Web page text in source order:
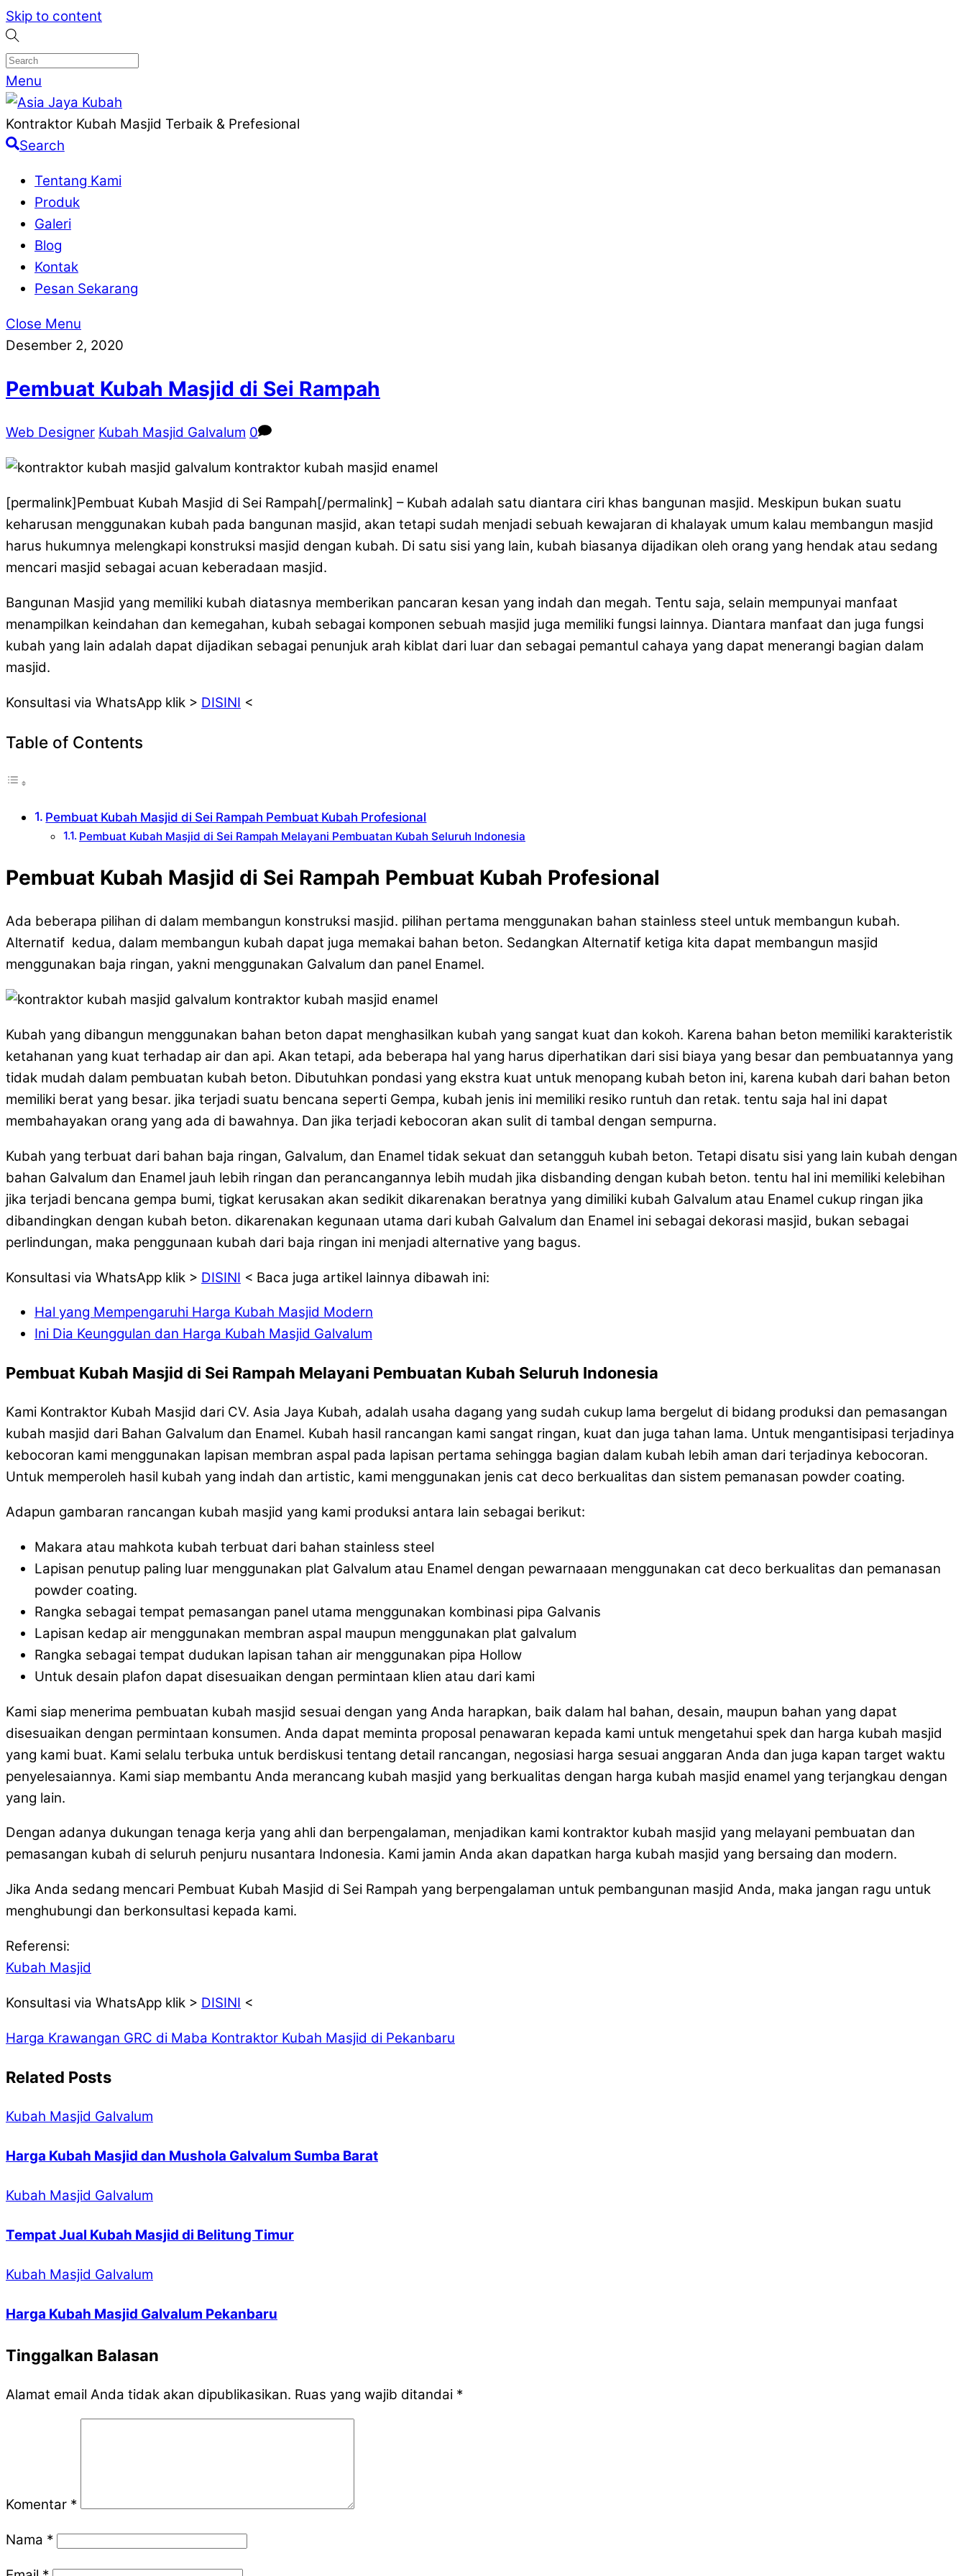
Skip to content
Menu
Kontraktor Kubah Masjid Terbaik & Prefesional
Search
Tentang Kami
Produk
Galeri
Blog
Kontak
Pesan Sekarang
Close Menu
Desember 2, 2020
Pembuat Kubah Masjid di Sei Rampah
Web Designer Kubah Masjid Galvalum 0
[permalink]Pembuat Kubah Masjid di Sei Rampah[/permalink] – Kubah adalah satu diantara ciri khas bangunan masjid. Meskipun bukan suatu
keharusan menggunakan kubah pada bangunan masjid, akan tetapi sudah menjadi sebuah kewajaran di khalayak umum kalau membangun masjid
harus hukumnya melengkapi konstruksi masjid dengan kubah. Di satu sisi yang lain, kubah biasanya dijadikan oleh orang yang hendak atau sedang
mencari masjid sebagai acuan keberadaan masjid.
Bangunan Masjid yang memiliki kubah diatasnya memberikan pancaran kesan yang indah dan megah. Tentu saja, selain mempunyai manfaat
menampilkan keindahan dan kemegahan, kubah sebagai komponen sebuah masjid juga memiliki fungsi lainnya. Diantara manfaat dan juga fungsi
kubah yang lain adalah dapat dijadikan sebagai penunjuk arah kiblat dari luar dan sebagai pemantul cahaya yang dapat menerangi bagian dalam
masjid.
Konsultasi via WhatsApp klik > DISINI <
Table of Contents
Pembuat Kubah Masjid di Sei Rampah Pembuat Kubah Profesional
Pembuat Kubah Masjid di Sei Rampah Melayani Pembuatan Kubah Seluruh Indonesia
Pembuat Kubah Masjid di Sei Rampah Pembuat Kubah Profesional
Ada beberapa pilihan di dalam membangun konstruksi masjid. pilihan pertama menggunakan bahan stainless steel untuk membangun kubah.
Alternatif kedua, dalam membangun kubah dapat juga memakai bahan beton. Sedangkan Alternatif ketiga kita dapat membangun masjid
menggunakan baja ringan, yakni menggunakan Galvalum dan panel Enamel.
Kubah yang dibangun menggunakan bahan beton dapat menghasilkan kubah yang sangat kuat dan kokoh. Karena bahan beton memiliki karakteristik
ketahanan yang kuat terhadap air dan api. Akan tetapi, ada beberapa hal yang harus diperhatikan dari sisi biaya yang besar dan pembuatannya yang
tidak mudah dalam pembuatan kubah beton. Dibutuhkan pondasi yang ekstra kuat untuk menopang kubah beton ini, karena kubah dari bahan beton
memiliki berat yang besar. jika terjadi suatu bencana seperti Gempa, kubah jenis ini memiliki resiko runtuh dan retak. tentu saja hal ini dapat
membahayakan orang yang ada di bawahnya. Dan jika terjadi kebocoran akan sulit di tambal dengan sempurna.
Kubah yang terbuat dari bahan baja ringan, Galvalum, dan Enamel tidak sekuat dan setangguh kubah beton. Tetapi disatu sisi yang lain kubah dengan
bahan Galvalum dan Enamel jauh lebih ringan dan perancangannya lebih mudah jika disbanding dengan kubah beton. tentu hal ini memiliki kelebihan
jika terjadi bencana gempa bumi, tigkat kerusakan akan sedikit dikarenakan beratnya yang dimiliki kubah Galvalum atau Enamel cukup ringan jika
dibandingkan dengan kubah beton. dikarenakan kegunaan utama dari kubah Galvalum dan Enamel ini sebagai dekorasi masjid, bukan sebagai
perlindungan, maka penggunaan kubah dari baja ringan ini menjadi alternative yang bagus.
Konsultasi via WhatsApp klik > DISINI < Baca juga artikel lainnya dibawah ini:
Hal yang Mempengaruhi Harga Kubah Masjid Modern
Ini Dia Keunggulan dan Harga Kubah Masjid Galvalum
Pembuat Kubah Masjid di Sei Rampah Melayani Pembuatan Kubah Seluruh Indonesia
Kami Kontraktor Kubah Masjid dari CV. Asia Jaya Kubah, adalah usaha dagang yang sudah cukup lama bergelut di bidang produksi dan pemasangan
kubah masjid dari Bahan Galvalum dan Enamel. Kubah hasil rancangan kami sangat ringan, kuat dan juga tahan lama. Untuk mengantisipasi terjadinya
kebocoran kami menggunakan lapisan membran aspal pada lapisan pertama sehingga bagian dalam kubah lebih aman dari terjadinya kebocoran.
Untuk memperoleh hasil kubah yang indah dan artistic, kami menggunakan jenis cat deco berkualitas dan sistem pemanasan powder coating.
Adapun gambaran rancangan kubah masjid yang kami produksi antara lain sebagai berikut:
Makara atau mahkota kubah terbuat dari bahan stainless steel
Lapisan penutup paling luar menggunakan plat Galvalum atau Enamel dengan pewarnaaan menggunakan cat deco berkualitas dan pemanasan
powder coating.
Rangka sebagai tempat pemasangan panel utama menggunakan kombinasi pipa Galvanis
Lapisan kedap air menggunakan membran aspal maupun menggunakan plat galvalum
Rangka sebagai tempat dudukan lapisan tahan air menggunakan pipa Hollow
Untuk desain plafon dapat disesuaikan dengan permintaan klien atau dari kami
Kami siap menerima pembuatan kubah masjid sesuai dengan yang Anda harapkan, baik dalam hal bahan, desain, maupun bahan yang dapat
disesuaikan dengan permintaan konsumen. Anda dapat meminta proposal penawaran kepada kami untuk mengetahui spek dan harga kubah masjid
yang kami buat. Kami selalu terbuka untuk berdiskusi tentang detail rancangan, negosiasi harga sesuai anggaran Anda dan juga kapan target waktu
penyelesaiannya. Kami siap membantu Anda merancang kubah masjid yang berkualitas dengan harga kubah masjid enamel yang terjangkau dengan
yang lain.
Dengan adanya dukungan tenaga kerja yang ahli dan berpengalaman, menjadikan kami kontraktor kubah masjid yang melayani pembuatan dan
pemasangan kubah di seluruh penjuru nusantara Indonesia. Kami jamin Anda akan dapatkan harga kubah masjid yang bersaing dan modern.
Jika Anda sedang mencari Pembuat Kubah Masjid di Sei Rampah yang berpengalaman untuk pembangunan masjid Anda, maka jangan ragu untuk
menghubungi dan berkonsultasi kepada kami.
Referensi:
Kubah Masjid
Konsultasi via WhatsApp klik > DISINI <
Harga Krawangan GRC di Maba Kontraktor Kubah Masjid di Pekanbaru
Related Posts
Kubah Masjid Galvalum
Harga Kubah Masjid dan Mushola Galvalum Sumba Barat
Kubah Masjid Galvalum
Tempat Jual Kubah Masjid di Belitung Timur
Kubah Masjid Galvalum
Harga Kubah Masjid Galvalum Pekanbaru
Tinggalkan Balasan
Alamat email Anda tidak akan dipublikasikan. Ruas yang wajib ditandai *
Komentar *
Nama *